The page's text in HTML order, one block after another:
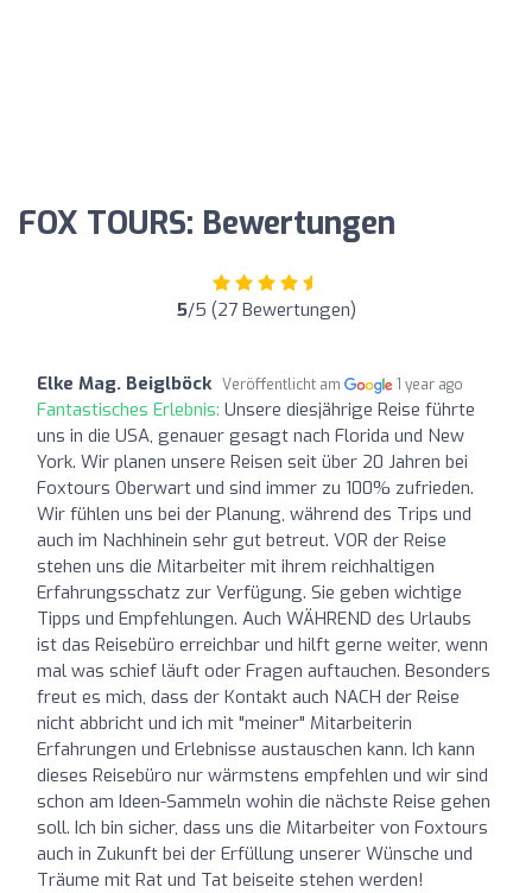
FOX TOURS: Bewertungen
5/5 (27 Bewertungen)
Elke Mag. Beiglböck Veröffentlicht am 1 year ago
Fantastisches Erlebnis: Unsere diesjährige Reise führte
uns in die USA, genauer gesagt nach Florida und New
York. Wir planen unsere Reisen seit über 20 Jahren bei
Foxtours Oberwart und sind immer zu 100% zufrieden.
Wir fühlen uns bei der Planung, während des Trips und
auch im Nachhinein sehr gut betreut. VOR der Reise
stehen uns die Mitarbeiter mit ihrem reichhaltigen
Erfahrungsschatz zur Verfügung. Sie geben wichtige
Tipps und Empfehlungen. Auch WÄHREND des Urlaubs
ist das Reisebüro erreichbar und hilft gerne weiter, wenn
mal was schief läuft oder Fragen auftauchen. Besonders
freut es mich, dass der Kontakt auch NACH der Reise
nicht abbricht und ich mit "meiner" Mitarbeiterin
Erfahrungen und Erlebnisse austauschen kann. Ich kann
dieses Reisebüro nur wärmstens empfehlen und wir sind
schon am Ideen-Sammeln wohin die nächste Reise gehen
soll. Ich bin sicher, dass uns die Mitarbeiter von Foxtours
auch in Zukunft bei der Erfüllung unserer Wünsche und
Träume mit Rat und Tat beiseite stehen werden!